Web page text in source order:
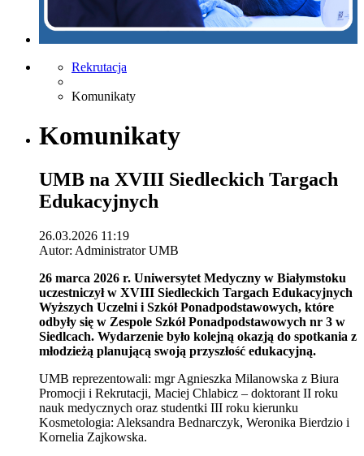
Rekrutacja
Komunikaty
Komunikaty
UMB na XVIII Siedleckich Targach
Edukacyjnych
26.03.2026 11:19
Autor: Administrator UMB
26 marca 2026 r. Uniwersytet Medyczny w Białymstoku
uczestniczył w XVIII Siedleckich Targach Edukacyjnych
Wyższych Uczelni i Szkół Ponadpodstawowych, które
odbyły się w Zespole Szkół Ponadpodstawowych nr 3 w
Siedlcach. Wydarzenie było kolejną okazją do spotkania z
młodzieżą planującą swoją przyszłość edukacyjną.
UMB reprezentowali: mgr Agnieszka Milanowska z Biura
Promocji i Rekrutacji, Maciej Chlabicz – doktorant II roku
nauk medycznych oraz studentki III roku kierunku
Kosmetologia: Aleksandra Bednarczyk, Weronika Bierdzio i
Kornelia Zajkowska.